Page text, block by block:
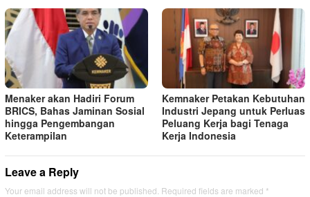
Menaker akan Hadiri Forum
BRICS, Bahas Jaminan Sosial
hingga Pengembangan
Keterampilan
Kemnaker Petakan Kebutuhan
Industri Jepang untuk Perluas
Peluang Kerja bagi Tenaga
Kerja Indonesia
Leave a Reply
Your email address will not be published. Required fields are marked *